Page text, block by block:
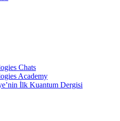
Chats
Academy
İlk Kuantum Dergisi